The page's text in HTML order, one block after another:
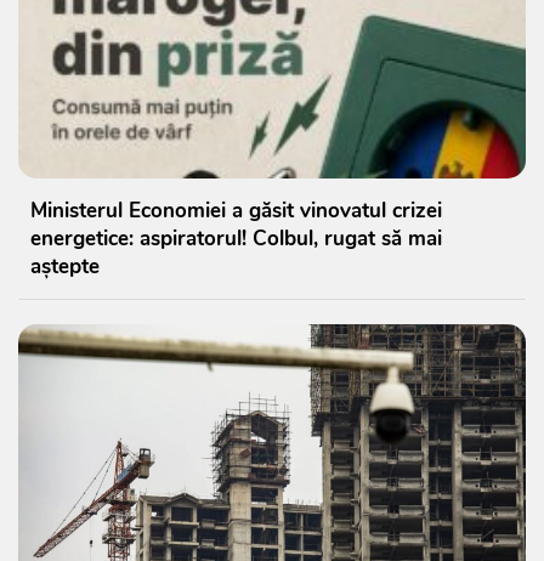
Ministerul Economiei a găsit vinovatul crizei
energetice: aspiratorul! Colbul, rugat să mai
aștepte